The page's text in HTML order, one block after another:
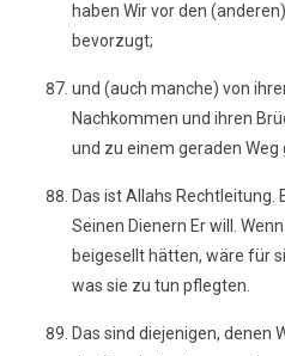
haben Wir vor den
bevorzugt;
und (auch manche) von
Nachkommen und ihren
und zu einem geraden Weg
Das ist Allahs Rechtleitung.
Seinen Dienern Er will.
beigesellt hätten, wäre für
was sie zu tun pflegten.
Das sind diejenigen, denen